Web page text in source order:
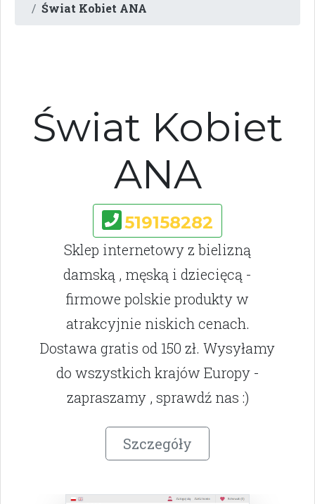
Świat Kobiet ANA
Świat Kobiet
ANA
519158282
Sklep internetowy z bielizną
damską , męską i dziecięcą -
firmowe polskie produkty w
atrakcyjnie niskich cenach.
Dostawa gratis od 150 zł. Wysyłamy
do wszystkich krajów Europy -
zapraszamy , sprawdź nas :)
Szczegóły